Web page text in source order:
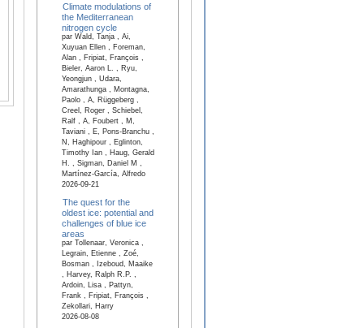
Climate modulations of
the Mediterranean
nitrogen cycle
par Wald, Tanja , Ai,
Xuyuan Ellen , Foreman,
Alan , Fripiat, François ,
Bieler, Aaron L. , Ryu,
Yeongjun , Udara,
Amarathunga , Montagna,
Paolo , A, Rüggeberg ,
Creel, Roger , Schiebel,
Ralf , A, Foubert , M,
Taviani , E, Pons-Branchu ,
N, Haghipour , Eglinton,
Timothy Ian , Haug, Gerald
H. , Sigman, Daniel M ,
Martínez-García, Alfredo
2026-09-21
The quest for the
oldest ice: potential and
challenges of blue ice
areas
par Tollenaar, Veronica ,
Legrain, Etienne , Zoé,
Bosman , Izeboud, Maaike
, Harvey, Ralph R.P. ,
Ardoin, Lisa , Pattyn,
Frank , Fripiat, François ,
Zekollari, Harry
2026-08-08